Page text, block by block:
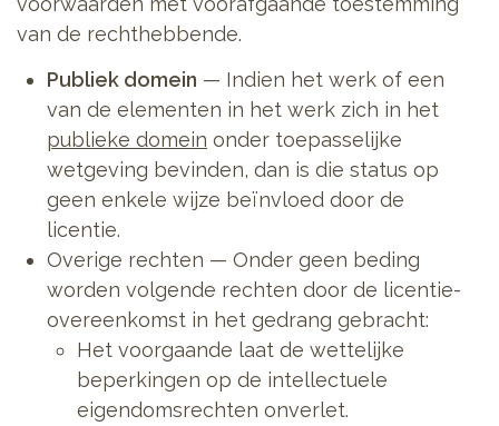
van de rechthebbende.
Publiek domein — Indien het werk of een
van de elementen in het werk zich in het
publieke domein onder toepasselijke
wetgeving bevinden, dan is die status op
geen enkele wijze beïnvloed door de
licentie.
Overige rechten — Onder geen beding
worden volgende rechten door de licentie-
overeenkomst in het gedrang gebracht:
Het voorgaande laat de wettelijke
beperkingen op de intellectuele
eigendomsrechten onverlet.